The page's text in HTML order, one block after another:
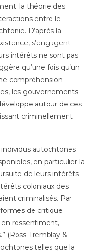
la théorie des
entre le
D’après la
s’engagent
intérêts ne sont pas
qu’une fois qu’un
compréhension
les gouvernements
autour de ces
criminellement
individus autochtones
en particulier la
de leurs intérêts
coloniaux des
criminalisés. Par
de critique
ressentiment,
(Ross-Tremblay &
telles que la